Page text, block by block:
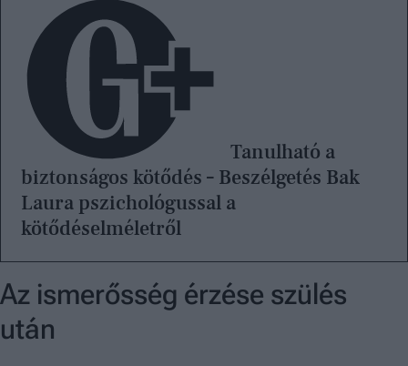
biztonságos kötődés – Beszélgetés Bak
Laura pszichológussal a
kötődéselméletről
Az ismerősség érzése szülés
után